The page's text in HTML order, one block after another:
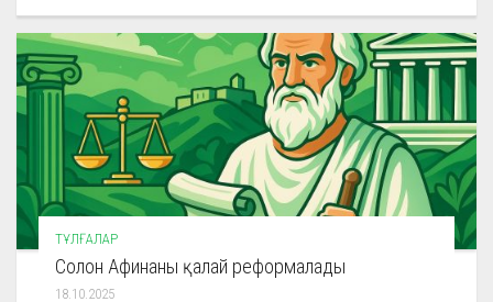
ТҰЛҒАЛАР
Солон Афинаны қалай реформалады
18.10.2025